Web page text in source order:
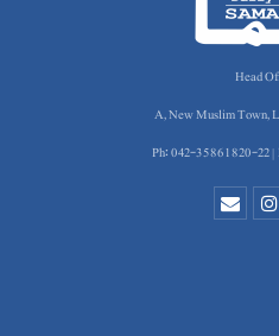
Head
Ph: 042-35861820-22